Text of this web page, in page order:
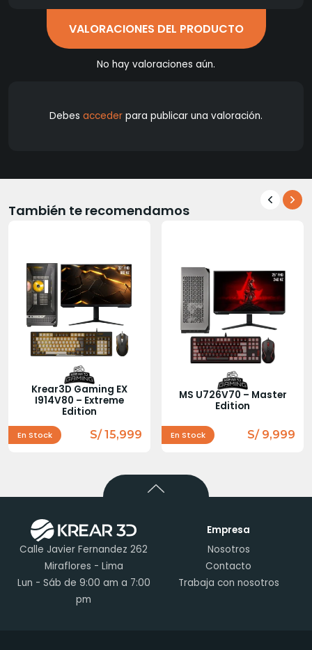
VALORACIONES DEL PRODUCTO
No hay valoraciones aún.
Debes acceder para publicar una valoración.
También te recomendamos
Krear3D Gaming EX
I914V80 – Extreme
Edition
En Stock S/ 15,999
MS U726V70 – Master
Edition
En Stock S/ 9,999
Calle Javier Fernandez 262
Miraflores - Lima
Lun - Sáb de 9:00 am a 7:00
pm
Empresa
Nosotros
Contacto
Trabaja con nosotros